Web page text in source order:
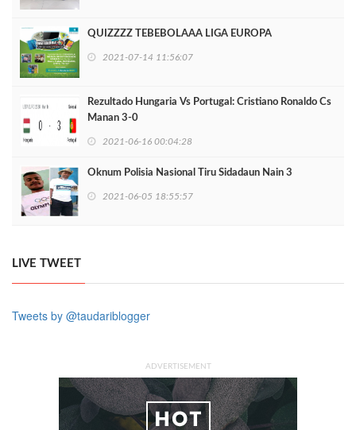
QUIZZZZ TEBEBOLAAA LIGA EUROPA
2021-07-14 11:56:07
Rezultado Hungaria Vs Portugal: Cristiano Ronaldo Cs
Manan 3-0
2021-06-16 00:04:28
Oknum Polisia Nasional Tiru Sidadaun Nain 3
2021-06-05 18:55:57
LIVE TWEET
Tweets by @taudariblogger
ADVERTISEMENT